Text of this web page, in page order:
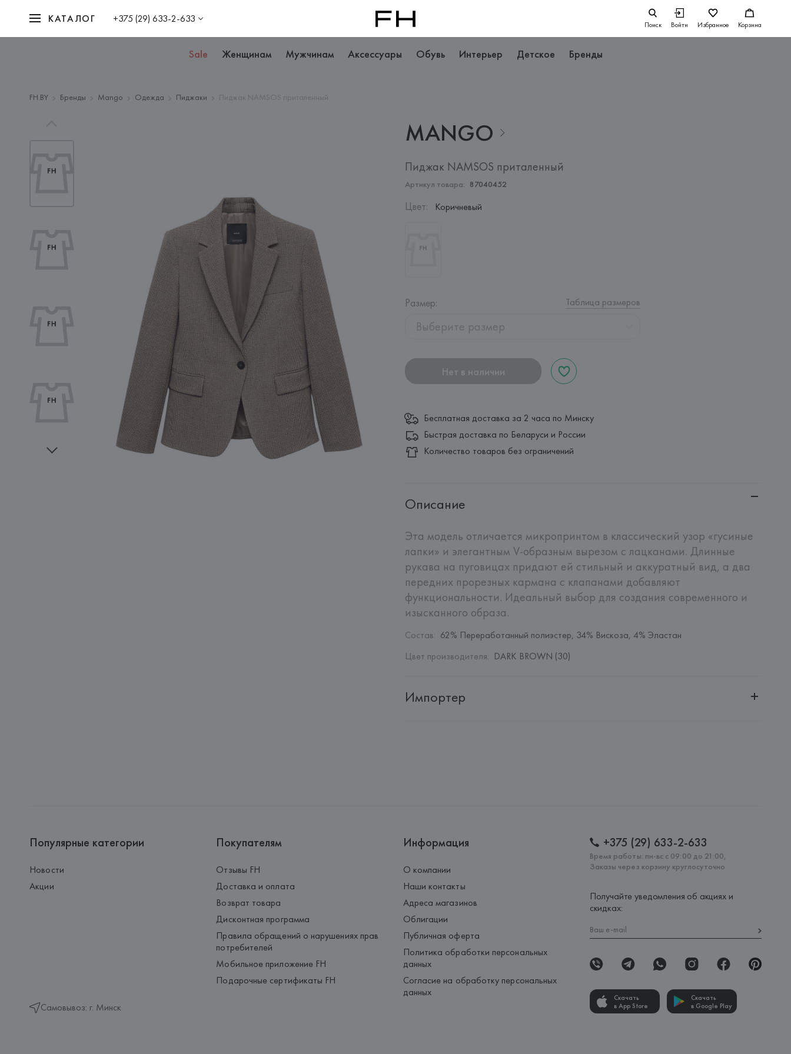
КАТАЛОГ +375 (29) 633-2-633 Поиск Войти Избранное Корзина
Sale Женщинам Мужчинам Аксессуары Обувь Интерьер Детское Бренды
FH.BY Бренды Mango Одежда Пиджаки Пиджак NAMSOS приталенный
MANGO
Пиджак NAMSOS приталенный
Артикул товара: 87040452
Цвет: Коричневый
Размер: Таблица размеров
Выберите размер
Нет в наличии
Бесплатная доставка за 2 часа по Минску
Быстрая доставка по Беларуси и России
Количество товаров без ограничений
Описание
Эта модель отличается микропринтом в классический узор «гусиные
лапки» и элегантным V-образным вырезом с лацканами. Длинные
рукава на пуговицах придают ей стильный и аккуратный вид, а два
передних прорезных кармана с клапанами добавляют
функциональности. Идеальный выбор для создания современного и
изысканного образа.
Состав: 62% Переработанный полиэстер, 34% Вискоза, 4% Эластан
Цвет производителя: DARK BROWN (30)
Импортер
Популярные категории
Новости
Акции
Самовывоз: г. Минск
Покупателям
Отзывы FH
Доставка и оплата
Возврат товара
Дисконтная программа
Правила обращений о нарушениях прав
потребителей
Мобильное приложение FH
Подарочные сертификаты FH
Информация
О компании
Наши контакты
Адреса магазинов
Облигации
Публичная оферта
Политика обработки персональных
данных
Согласие на обработку персональных
данных
+375 (29) 633-2-633
Время работы: пн-вс с 09:00 до 21:00,
Заказы через корзину круглосуточно
Получайте уведомления об акциях и
скидках:
Скачать
в App Store
Скачать
в Google Play